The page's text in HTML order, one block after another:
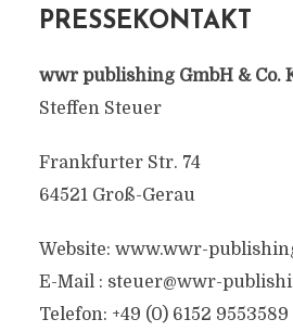
PRESSEKONTAKT
wwr publishing GmbH & Co.
Steffen Steuer
Frankfurter Str. 74
64521 Groß-Gerau
Website: www.wwr-
E-Mail : steuer@wwr-
Telefon: +49 (0) 6152 9553589